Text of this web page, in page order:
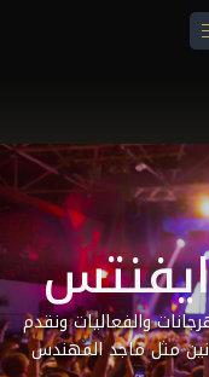
والفعاليات ونقدم
مثل ماجد المهندس